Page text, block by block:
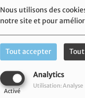
Nous utilisons des
notre site et pour
Tout accepter
Analytics
Activé
Utilisation: Analyse